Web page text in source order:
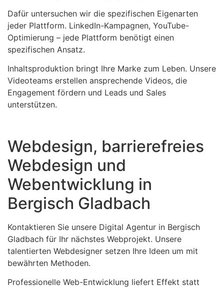
Dafür untersuchen wir die spezifischen Eigenarten
jeder Plattform. LinkedIn-Kampagnen, YouTube-
Optimierung – jede Plattform benötigt einen
spezifischen Ansatz.
Inhaltsproduktion bringt Ihre Marke zum Leben. Unsere
Videoteams erstellen ansprechende Videos, die
Engagement fördern und Leads und Sales
unterstützen.
Webdesign, barrierefreies
Webdesign und
Webentwicklung in
Bergisch Gladbach
Kontaktieren Sie unsere Digital Agentur in Bergisch
Gladbach für Ihr nächstes Webprojekt. Unsere
talentierten Webdesigner setzen Ihre Ideen um mit
bewährten Methoden.
Professionelle Web-Entwicklung liefert Effekt statt